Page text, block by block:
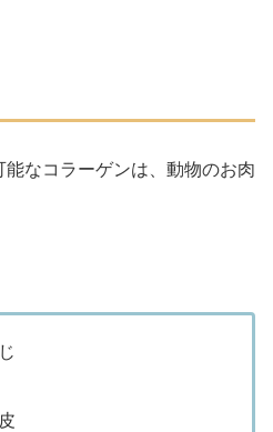
なコラーゲンは、動物のお肉